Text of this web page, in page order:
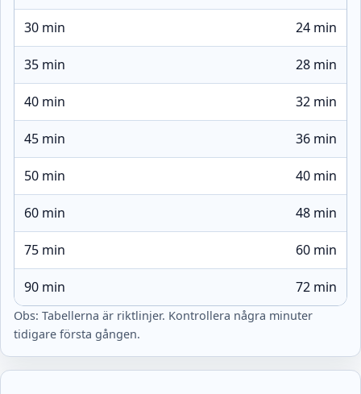
30 min 24 min
35 min 28 min
40 min 32 min
45 min 36 min
50 min 40 min
60 min 48 min
75 min 60 min
90 min 72 min
Obs: Tabellerna är riktlinjer. Kontrollera några minuter
tidigare första gången.